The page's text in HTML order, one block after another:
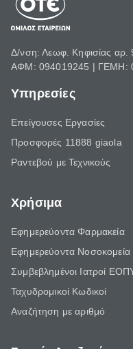
Δ/νση: Λεωφ. Κηφισίας αρ.
ΑΦΜ: 094019245 | ΓΕΜΗ:
Υπηρεσίες
Επείγουσες Εργασίες
Προσφορές 11888 giaola
Ραντεβού με Τεχνικούς
Χρήσιμα
Εφημερεύοντα Φαρμακεία
Εφημερεύοντα Νοσοκομεία
Συμβεβλημένοι Ιατροί
Ταχυδρομικοί Κωδικοί
Αναζήτηση με αριθμό